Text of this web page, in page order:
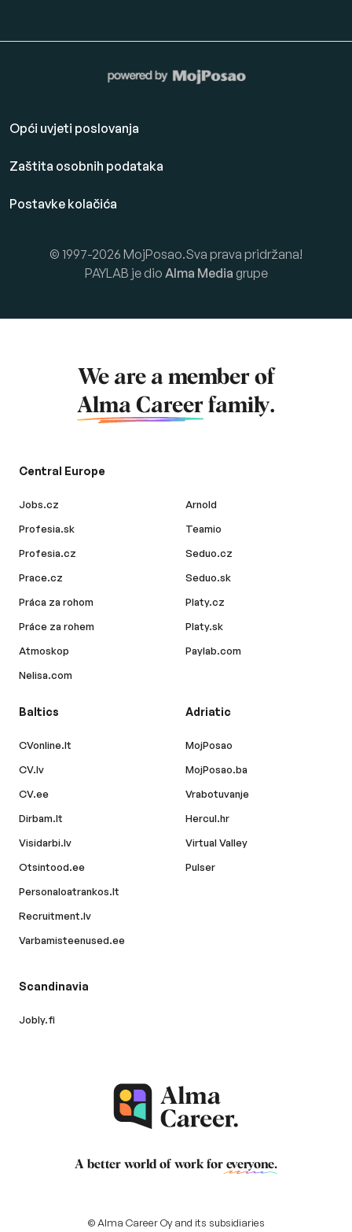
Opći uvjeti poslovanja
Zaštita osobnih podataka
Postavke kolačića
© 1997-2026 MojPosao.Sva prava pridržana!
PAYLAB je dio Alma Media grupe
We are a member of
Alma Career family.
Central Europe
Jobs.cz
Profesia.sk
Profesia.cz
Prace.cz
Práca za rohom
Práce za rohem
Atmoskop
Nelisa.com
Arnold
Teamio
Seduo.cz
Seduo.sk
Platy.cz
Platy.sk
Paylab.com
Baltics
CVonline.lt
CV.lv
CV.ee
Dirbam.lt
Visidarbi.lv
Otsintood.ee
Personaloatrankos.lt
Recruitment.lv
Varbamisteenused.ee
Adriatic
MojPosao
MojPosao.ba
Vrabotuvanje
Hercul.hr
Virtual Valley
Pulser
Scandinavia
Jobly.fi
A better world of work for everyone.
© Alma Career Oy and its subsidiaries